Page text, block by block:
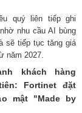
quý liên tiếp ghi
nhu cầu AI bùng
sẽ tiếp tục tăng giá
năm 2027.
khách hàng
Fortinet đặt
mật "Made by